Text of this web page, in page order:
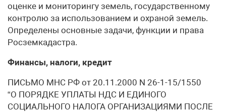
оценке и мониторингу земель, государственному
контролю за использованием и охраной земель.
Определены основные задачи, функции и права
Росземкадастра.
Финансы, налоги, кредит
ПИСЬМО МНС РФ от 20.11.2000 N 26-1-15/1550
“О ПОРЯДКЕ УПЛАТЫ НДС И ЕДИНОГО
СОЦИАЛЬНОГО НАЛОГА ОРГАНИЗАЦИЯМИ ПОСЛЕ